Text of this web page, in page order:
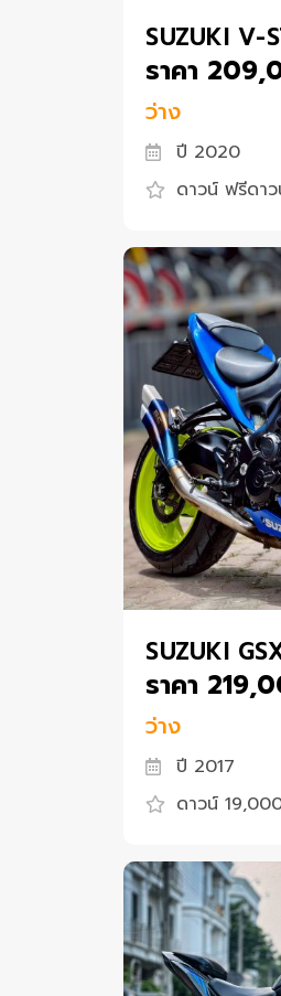
SUZUKI V-
ราคา
ว่าง
ปี 2020
ดาวน์ ฟรีดา
SUZUKI
ราคา
ว่าง
ปี 2017
ดาวน์